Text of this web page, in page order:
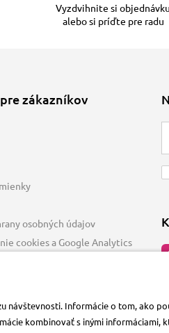
Vyzdvihnite si objednávku
alebo si príďte pre radu
zákazníkov
osobných údajov
cookies a Google Analytics
návštevnosti. Informácie o tom, ako
kombinovať s inými informáciami,